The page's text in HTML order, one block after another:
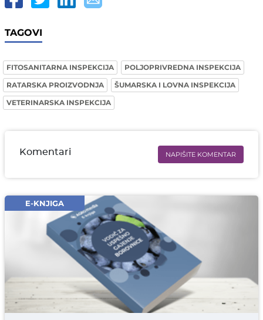
TAGOVI
FITOSANITARNA INSPEKCIJA
POLJOPRIVREDNA INSPEKCIJA
RATARSKA PROIZVODNJA
ŠUMARSKA I LOVNA INSPEKCIJA
VETERINARSKA INSPEKCIJA
Komentari NAPIŠITE KOMENTAR
Email* obavezno
Komentar* obavezno
E-KNJIGA